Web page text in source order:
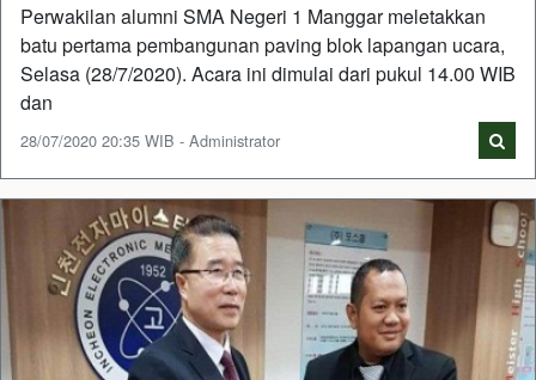
Perwakilan alumni SMA Negeri 1 Manggar meletakkan
batu pertama pembangunan paving blok lapangan ucara,
Selasa (28/7/2020). Acara ini dimulai dari pukul 14.00 WIB
dan
28/07/2020 20:35 WIB - Administrator